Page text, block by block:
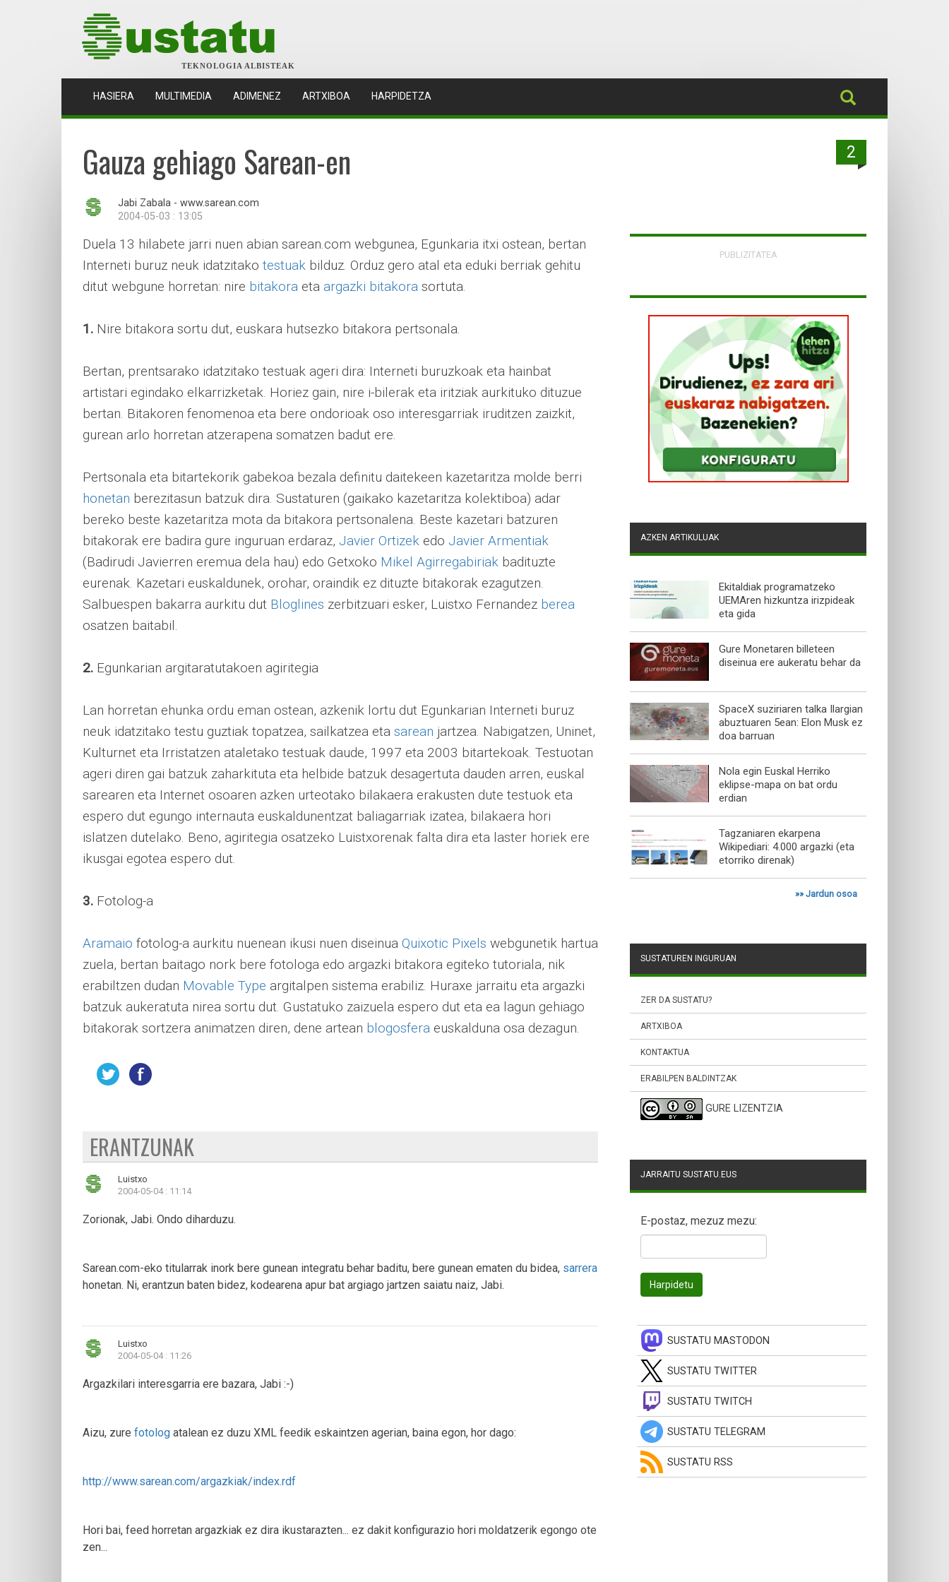
TEKNOLOGIA ALBISTEAK
HASIERA (CURRENT)
MULTIMEDIA ADIMENEZ ARTXIBOA HARPIDETZA
2
Gauza gehiago Sarean-en
Jabi Zabala - www.sarean.com
2004-05-03 : 13:05
Duela 13 hilabete jarri nuen abian sarean.com webgunea, Egunkaria itxi ostean, bertan
Interneti buruz neuk idatzitako testuak bilduz. Orduz gero atal eta eduki berriak gehitu
ditut webgune horretan: nire bitakora eta argazki bitakora sortuta.
1. Nire bitakora sortu dut, euskara hutsezko bitakora pertsonala.
Bertan, prentsarako idatzitako testuak ageri dira: Interneti buruzkoak eta hainbat
artistari egindako elkarrizketak. Horiez gain, nire i-bilerak eta iritziak aurkituko dituzue
bertan. Bitakoren fenomenoa eta bere ondorioak oso interesgarriak iruditzen zaizkit,
gurean arlo horretan atzerapena somatzen badut ere.
Pertsonala eta bitartekorik gabekoa bezala definitu daitekeen kazetaritza molde berri
honetan berezitasun batzuk dira. Sustaturen (gaikako kazetaritza kolektiboa) adar
bereko beste kazetaritza mota da bitakora pertsonalena. Beste kazetari batzuren
bitakorak ere badira gure inguruan erdaraz, Javier Ortizek edo Javier Armentiak
(Badirudi Javierren eremua dela hau) edo Getxoko Mikel Agirregabiriak badituzte
eurenak. Kazetari euskaldunek, orohar, oraindik ez dituzte bitakorak ezagutzen.
Salbuespen bakarra aurkitu dut Bloglines zerbitzuari esker, Luistxo Fernandez berea
osatzen baitabil.
2. Egunkarian argitaratutakoen agiritegia
Lan horretan ehunka ordu eman ostean, azkenik lortu dut Egunkarian Interneti buruz
neuk idatzitako testu guztiak topatzea, sailkatzea eta sarean jartzea. Nabigatzen, Uninet,
Kulturnet eta Irristatzen ataletako testuak daude, 1997 eta 2003 bitartekoak. Testuotan
ageri diren gai batzuk zaharkituta eta helbide batzuk desagertuta dauden arren, euskal
sarearen eta Internet osoaren azken urteotako bilakaera erakusten dute testuok eta
espero dut egungo internauta euskaldunentzat baliagarriak izatea, bilakaera hori
islatzen dutelako. Beno, agiritegia osatzeko Luistxorenak falta dira eta laster horiek ere
ikusgai egotea espero dut.
3. Fotolog-a
Aramaio fotolog-a aurkitu nuenean ikusi nuen diseinua Quixotic Pixels webgunetik hartua
zuela, bertan baitago nork bere fotologa edo argazki bitakora egiteko tutoriala, nik
erabiltzen dudan Movable Type argitalpen sistema erabiliz. Huraxe jarraitu eta argazki
batzuk aukeratuta nirea sortu dut. Gustatuko zaizuela espero dut eta ea lagun gehiago
bitakorak sortzera animatzen diren, dene artean blogosfera euskalduna osa dezagun.
ERANTZUNAK
Luistxo
2004-05-04 : 11:14
Zorionak, Jabi. Ondo diharduzu.
Sarean.com-eko titularrak inork bere gunean integratu behar baditu, bere gunean ematen du bidea, sarrera
honetan. Ni, erantzun baten bidez, kodearena apur bat argiago jartzen saiatu naiz, Jabi.
Luistxo
2004-05-04 : 11:26
Argazkilari interesgarria ere bazara, Jabi :-)
Aizu, zure fotolog atalean ez duzu XML feedik eskaintzen agerian, baina egon, hor dago:
http://www.sarean.com/argazkiak/index.rdf
Hori bai, feed horretan argazkiak ez dira ikustarazten... ez dakit konfigurazio hori moldatzerik egongo ote
zen...
PUBLIZITATEA
AZKEN ARTIKULUAK
Ekitaldiak programatzeko
UEMAren hizkuntza irizpideak
eta gida
Gure Monetaren billeteen
diseinua ere aukeratu behar da
SpaceX suziriaren talka Ilargian
abuztuaren 5ean: Elon Musk ez
doa barruan
Nola egin Euskal Herriko
eklipse-mapa on bat ordu
erdian
Tagzaniaren ekarpena
Wikipediari: 4.000 argazki (eta
etorriko direnak)
»»Jardun osoa
SUSTATUREN INGURUAN
ZER DA SUSTATU?
ARTXIBOA
KONTAKTUA
ERABILPEN BALDINTZAK
GURE LIZENTZIA
JARRAITU SUSTATU.EUS
E-postaz, mezuz mezu:
SUSTATU MASTODON
SUSTATU TWITTER
SUSTATU TWITCH
SUSTATU TELEGRAM
SUSTATU RSS